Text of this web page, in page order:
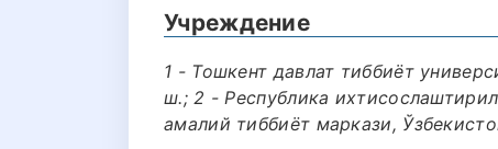
Учреждение
1 - Тошкент давлат тиббиёт
ш.; 2 - Республика
амалий тиббиёт маркази,